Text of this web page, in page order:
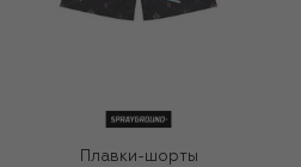
Плавки-шорты